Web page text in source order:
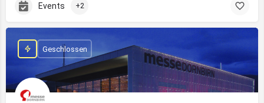
Events +2
Geschlossen